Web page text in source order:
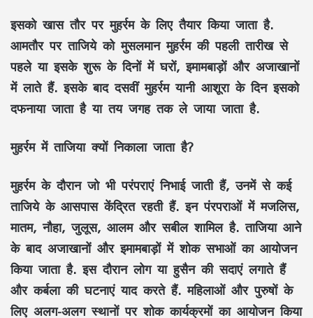
इसको खास तौर पर मुहर्रम के लिए तैयार किया जाता है.
आमतौर पर ताजिये को मुसलमान मुहर्रम की पहली तारीख से
पहले या इसके शुरू के दिनों में घरों, इमामबाड़ों और अजाखानों
में लाते हैं. इसके बाद दसवीं मुहर्रम यानी आशूरा के दिन इसको
दफनाया जाता है या तय जगह तक ले जाया जाता है.
मुहर्रम में ताजिया क्यों निकाला जाता है?
मुहर्रम के दौरान जो भी परंपराएं निभाई जाती हैं, उनमें से कई
ताजिये के आसपास केंद्रित रहती हैं. इन पंरपराओं में मजलिस,
मातम, नौहा, जुलूस, आलम और सबील शामिल है. ताजिया आने
के बाद अजाखानों और इमामबाड़ों में शोक सभाओं का आयोजन
किया जाता है. इस दौरान लोग या हुसैन की सदाएं लगाते हैं
और कर्बला की घटनाएं याद करते हैं. महिलाओं और पुरुषों के
लिए अलग-अलग स्थानों पर शोक कार्यक्रमों का आयोजन किया